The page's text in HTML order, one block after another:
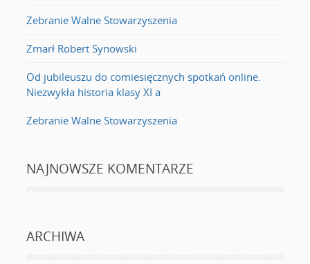
Zebranie Walne Stowarzyszenia
Zmarł Robert Synowski
Od jubileuszu do comiesięcznych spotkań online.
Niezwykła historia klasy XI a
Zebranie Walne Stowarzyszenia
NAJNOWSZE KOMENTARZE
ARCHIWA